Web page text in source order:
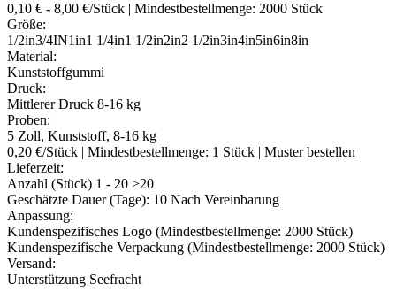
0,10 € - 8,00 €/Stück | Mindestbestellmenge: 2000 Stück
Größe:
1/2in3/4IN1in1 1/4in1 1/2in2in2 1/2in3in4in5in6in8in
Material:
Kunststoffgummi
Druck:
Mittlerer Druck 8-16 kg
Proben:
5 Zoll, Kunststoff, 8-16 kg
0,20 €/Stück | Mindestbestellmenge: 1 Stück | Muster bestellen
Lieferzeit:
Anzahl (Stück) 1 - 20 >20
Geschätzte Dauer (Tage): 10 Nach Vereinbarung
Anpassung:
Kundenspezifisches Logo (Mindestbestellmenge: 2000 Stück)
Kundenspezifische Verpackung (Mindestbestellmenge: 2000 Stück)
Versand:
Unterstützung Seefracht